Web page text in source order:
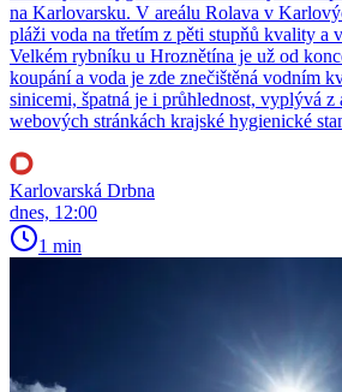
na Karlovarsku. V areálu Rolava v
pláži voda na třetím z pěti stupňů kvality a
Velkém rybníku u Hroznětína je už od
koupání a voda je zde znečištěná vodním
sinicemi, špatná je i průhlednost, vyplývá z
webových stránkách krajské hygienické
Karlovarská Drbna
dnes, 12:00
1 min